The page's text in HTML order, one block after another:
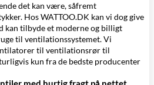
det kan være, såfremt
Hos WATTOO.DK kan vi dog give
kan tilbyde et moderne og billigt
til ventilationssystemet. Vi
til ventilationsrørtil
kun fra de bedste producenter